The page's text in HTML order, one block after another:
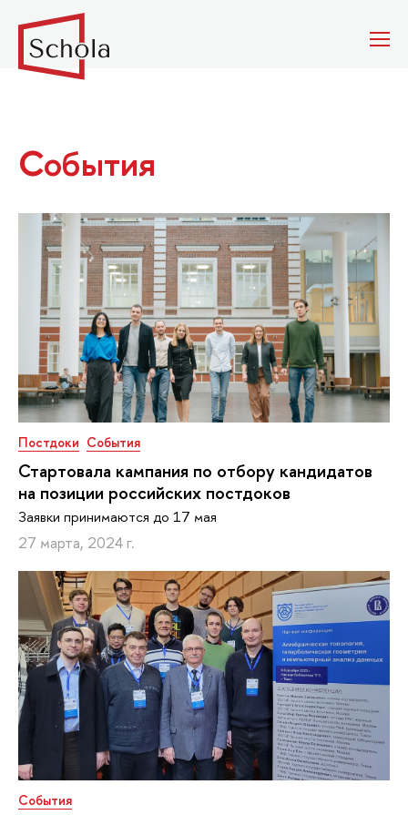
События
Постдоки События
Стартовала кампания по отбору кандидатов
на позиции российских постдоков
Заявки принимаются до 17 мая
27 марта, 2024 г.
События